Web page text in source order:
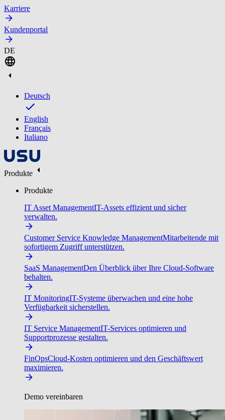
Karriere
Kundenportal
DE
Deutsch
English
Français
Italiano
Produkte
Produkte
IT Asset ManagementIT-Assets effizient und sicher
verwalten.
Customer Service Knowledge ManagementMitarbeitende mit
sofortigem Zugriff unterstützen.
SaaS ManagementDen Überblick über Ihre Cloud-Software
behalten.
IT MonitoringIT-Systeme überwachen und eine hohe
Verfügbarkeit sicherstellen.
IT Service ManagementIT-Services optimieren und
Supportprozesse gestalten.
FinOpsCloud-Kosten optimieren und den Geschäftswert
maximieren.
Demo vereinbaren